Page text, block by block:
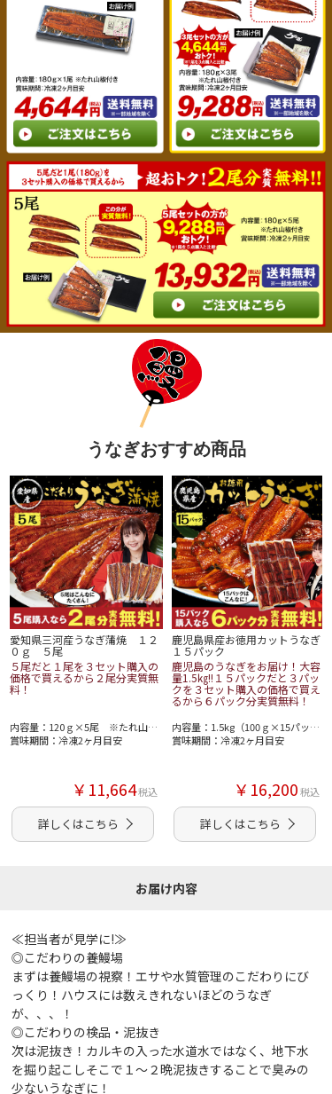
うなぎおすすめ商品
愛知県三河産うなぎ蒲焼 １２
０ｇ ５尾
５尾だと１尾を３セット購入の
価格で買えるから２尾分実質無
料！
内容量：120ｇ×5尾 ※たれ山椒付き
賞味期間：冷凍2ヶ月目安
￥11,664税込
詳しくはこちら
鹿児島県産お徳用カットうなぎ
１５パック
鹿児島のうなぎをお届け！大容
量1.5㎏!!１５パックだと３パッ
クを３セット購入の価格で買え
るから６パック分実質無料！
内容量：1.5kg（100ｇ×15パック） ※タレこみ
賞味期間：冷凍2ヶ月目安
￥16,200 税込
詳しくはこちら
お届け内容
≪担当者が見学に!≫
◎こだわりの養鰻場
まずは養鰻場の視察！エサや水質管理のこだわりにび
っくり！ハウスには数えきれないほどのうなぎ
が、、、！
◎こだわりの検品・泥抜き
次は泥抜き！カルキの入った水道水ではなく、地下水
を掘り起こしそこで１～２晩泥抜きすることで臭みの
少ないうなぎに！